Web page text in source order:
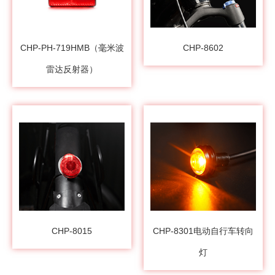
CHP-PH-719HMB（毫米波
雷达反射器）
CHP-8602
CHP-8015 CHP-8301电动自行车转向
灯